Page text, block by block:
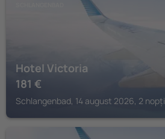
Hotel Victoria
181 €
Schlangenbad, 14 august 2026, 2 nopți